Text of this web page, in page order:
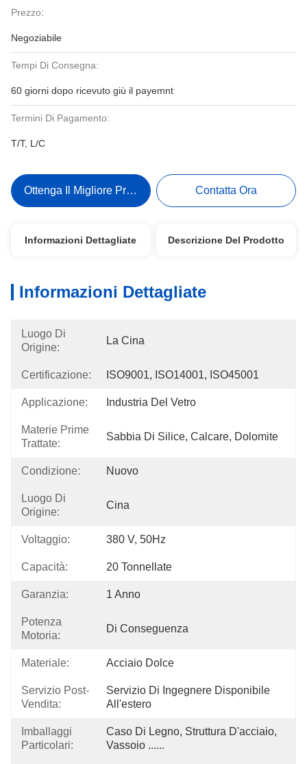
Prezzo:
Negoziabile
Tempi Di Consegna:
60 giorni dopo ricevuto giù il payemnt
Termini Di Pagamento:
T/T, L/C
Ottenga Il Migliore Prezzo Contatta Ora
Informazioni Dettagliate Descrizione Del Prodotto
Informazioni Dettagliate
Luogo Di
Origine:
La Cina
Certificazione: ISO9001, ISO14001, ISO45001
Applicazione: Industria Del Vetro
Materie Prime
Trattate:
Sabbia Di Silice, Calcare, Dolomite
Condizione: Nuovo
Luogo Di
Origine:
Cina
Voltaggio: 380 V, 50Hz
Capacità: 20 Tonnellate
Garanzia: 1 Anno
Potenza
Motoria:
Di Conseguenza
Materiale: Acciaio Dolce
Servizio Post-
Vendita:
Servizio Di Ingegnere Disponibile
All'estero
Imballaggi
Particolari:
Caso Di Legno, Struttura D'acciaio,
Vassoio ......